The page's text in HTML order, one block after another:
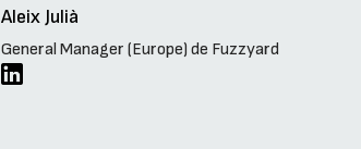
Aleix Julià
General Manager (Europe) de Fuzzyard